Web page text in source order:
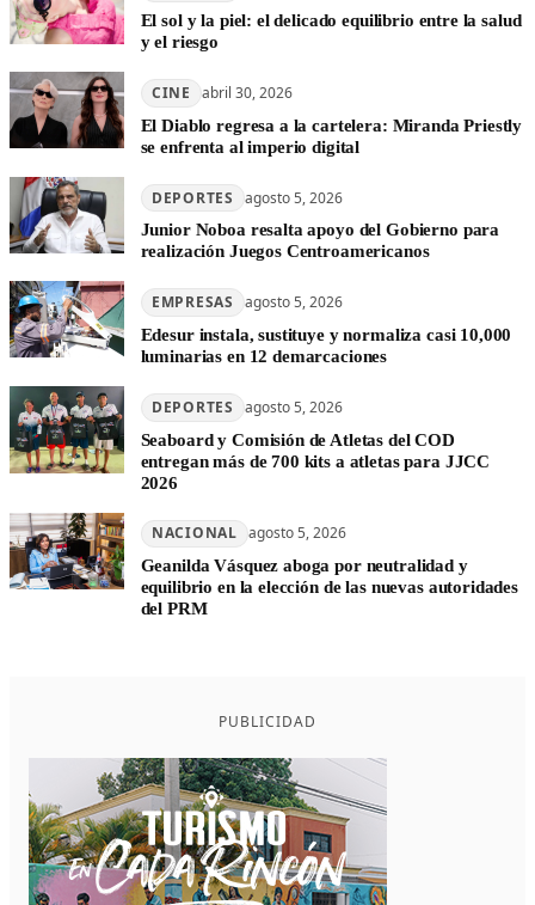
El sol y la piel: el delicado equilibrio entre la salud
y el riesgo
CINE abril 30, 2026
El Diablo regresa a la cartelera: Miranda Priestly
se enfrenta al imperio digital
DEPORTES agosto 5, 2026
Junior Noboa resalta apoyo del Gobierno para
realización Juegos Centroamericanos
EMPRESAS agosto 5, 2026
Edesur instala, sustituye y normaliza casi 10,000
luminarias en 12 demarcaciones
DEPORTES agosto 5, 2026
Seaboard y Comisión de Atletas del COD
entregan más de 700 kits a atletas para JJCC
2026
NACIONAL agosto 5, 2026
Geanilda Vásquez aboga por neutralidad y
equilibrio en la elección de las nuevas autoridades
del PRM
PUBLICIDAD